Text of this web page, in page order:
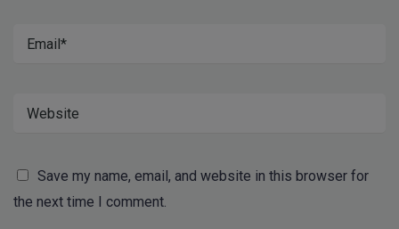
Save my name, email, and website in this browser for
the next time I comment.